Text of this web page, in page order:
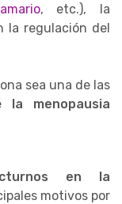
, etc.), la
la regulación del
sea una de las
la menopausia
en la
motivos por